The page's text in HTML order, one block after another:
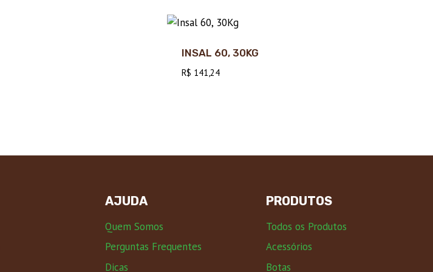
INSAL 60, 30KG
R$ 141,24
AJUDA
Quem Somos
Perguntas Frequentes
Dicas
PRODUTOS
Todos os Produtos
Acessórios
Botas